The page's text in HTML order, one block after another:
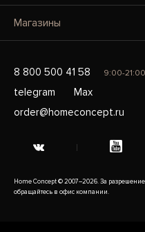
Магазины
8 800 500 41 58 9:00-
telegram
Max
order@homeconcept.ru
Home Concept © 2007–2026. За
обращайтесь в офис компании.